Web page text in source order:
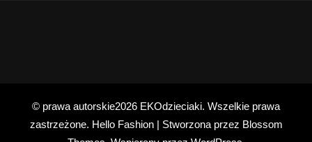
© prawa autorskie2026 EKOdzieciaki. Wszelkie prawa
zastrzeżone. Hello Fashion | Stworzona przez Blossom